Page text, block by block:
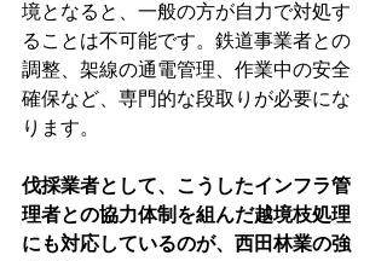
境となると、一般の方が自力で対処す
ることは不可能です。鉄道事業者との
調整、架線の通電管理、作業中の安全
確保など、専門的な段取りが必要にな
ります。
伐採業者として、こうしたインフラ管
理者との協力体制を組んだ越境枝処理
にも対応しているのが、西田林業の強